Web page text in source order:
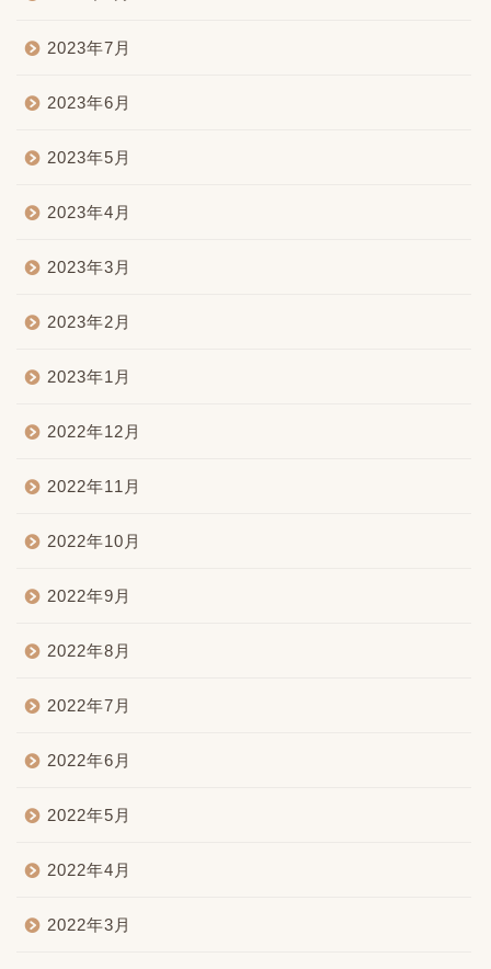
2023年7月
2023年6月
2023年5月
2023年4月
2023年3月
2023年2月
2023年1月
2022年12月
2022年11月
2022年10月
2022年9月
2022年8月
2022年7月
2022年6月
2022年5月
2022年4月
2022年3月